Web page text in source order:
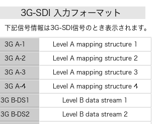
3G-SDI 入力フォーマット
下記信号情報は3G-SDI信号のとき表示されます。
3G A-1 Level A mapping structure 1
3G A-2 Level A mapping structure 2
3G A-3 Level A mapping structure 3
3G A-4 Level A mapping structure 4
3G B-DS1 Level B data stream 1
3G B-DS2 Level B data stream 2